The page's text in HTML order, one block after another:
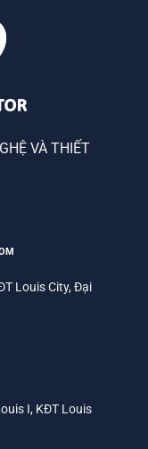
VÀ THIẾT
Louis City, Đại
I, KĐT Louis